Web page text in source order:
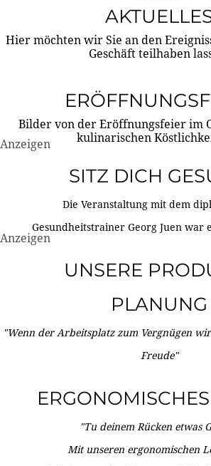
Hier möchten wir Sie an den
Geschäft teilhaben
Bilder von der Eröffnungsfeier im
kulinarischen
Anzeigen
SITZ DICH
Die Veranstaltung mit dem
Gesundheitstrainer Georg Juen war
Anzeigen
UNSERE
PLANUNG
"Wenn der Arbeitsplatz zum Vergnügen
Freude"
"Tu deinem Rücken etwas
Mit unseren ergonomischen